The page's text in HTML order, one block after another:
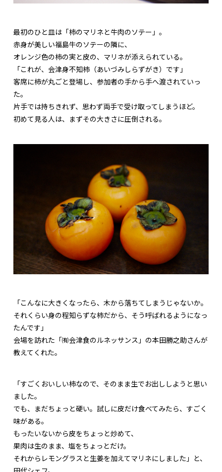
最初のひと皿は「柿のマリネと牛肉のソテー」。
赤身が美しい福島牛のソテーの隣に、
オレンジ色の柿の実と皮の、マリネが添えられている。
「これが、会津身不知柿（あいづみしらずがき）です」
客席に柿が丸ごと登場し、参加者の手から手へ渡されていっ
た。
片手では持ちきれず、思わず両手で受け取ってしまうほど。
初めて見る人は、まずその大きさに圧倒される。
「こんなに大きくなったら、木から落ちてしまうじゃないか。
それくらい身の程知らずな柿だから、そう呼ばれるようになっ
たんです」
会場を訪れた「㈲会津食のルネッサンス」の本田勝之助さんが
教えてくれた。
「すごくおいしい柿なので、そのまま生でお出ししようと思い
ました。
でも、まだちょっと硬い。試しに皮だけ食べてみたら、すごく
味がある。
もったいないから皮をちょっと炒めて、
果肉は生のまま、塩をちょっとだけ。
それからレモングラスと生姜を加えてマリネにしました」と、